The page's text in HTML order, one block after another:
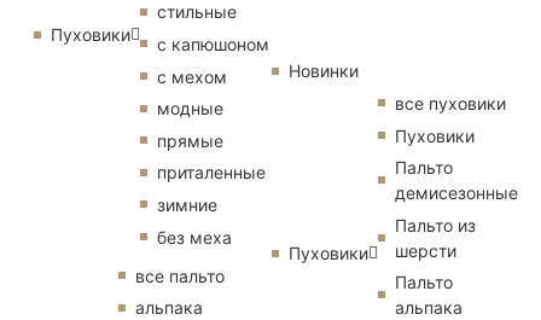
Пуховики
стильные
с капюшоном
с мехом
модные
прямые
приталенные
зимние
без меха
все пальто
альпака
Новинки
Пуховики
все пуховики
Пуховики
Пальто
демисезонные
Пальто из
шерсти
Пальто
альпака